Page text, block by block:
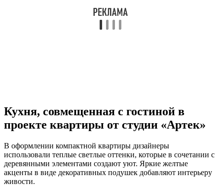
Кухня, совмещенная с гостиной в
проекте квартиры от студии «Артек»
В оформлении компактной квартиры дизайнеры
использовали теплые светлые оттенки, которые в сочетании с
деревянными элементами создают уют. Яркие желтые
акценты в виде декоративных подушек добавляют интерьеру
живости.